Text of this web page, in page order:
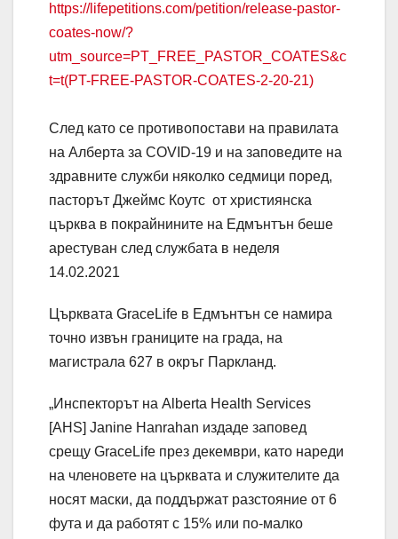
https://lifepetitions.com/petition/release-pastor-
coates-now/?
utm_source=PT_FREE_PASTOR_COATES&c
t=t(PT-FREE-PASTOR-COATES-2-20-21)
След като се противопостави на правилата
на Алберта за COVID-19 и на заповедите на
здравните служби няколко седмици поред,
пасторът Джеймс Коутс от християнска
църква в покрайнините на Едмънтън беше
арестуван след службата в неделя
14.02.2021
Църквата GraceLife в Едмънтън се намира
точно извън границите на града, на
магистрала 627 в окръг Паркланд.
„Инспекторът на Alberta Health Services
[AHS] Janine Hanrahan издаде заповед
срещу GraceLife през декември, като нареди
на членовете на църквата и служителите да
носят маски, да поддържат разстояние от 6
фута и да работят с 15% или по-малко